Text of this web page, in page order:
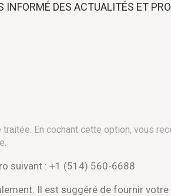
DES ACTUALITÉS ET
En cochant cette option, vous
suivant : +1 (514) 560-6688
Il est suggéré de fournir